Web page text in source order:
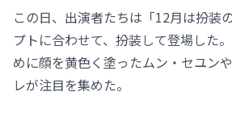
この日、出演者たちは「12月は扮装
プトに合わせて、扮装して登場した
めに顔を黄色く塗ったムン・セユン
レが注目を集めた。